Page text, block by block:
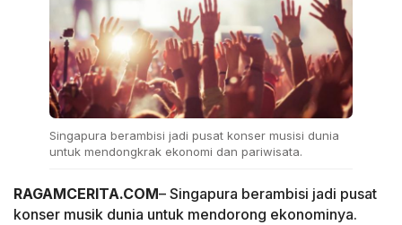
Singapura berambisi jadi pusat konser musisi dunia
untuk mendongkrak ekonomi dan pariwisata.
RAGAMCERITA.COM– Singapura berambisi jadi pusat
konser musik dunia untuk mendorong ekonominya.